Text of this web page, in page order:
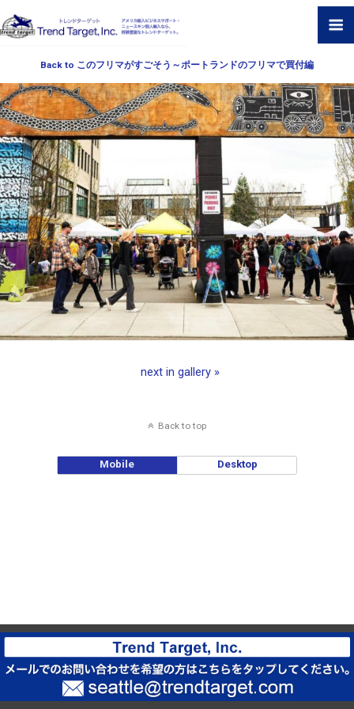
Back to このフリマがすごそう～ポートランドのフリマで買付編
next in gallery »
Back to top
Mobile Desktop